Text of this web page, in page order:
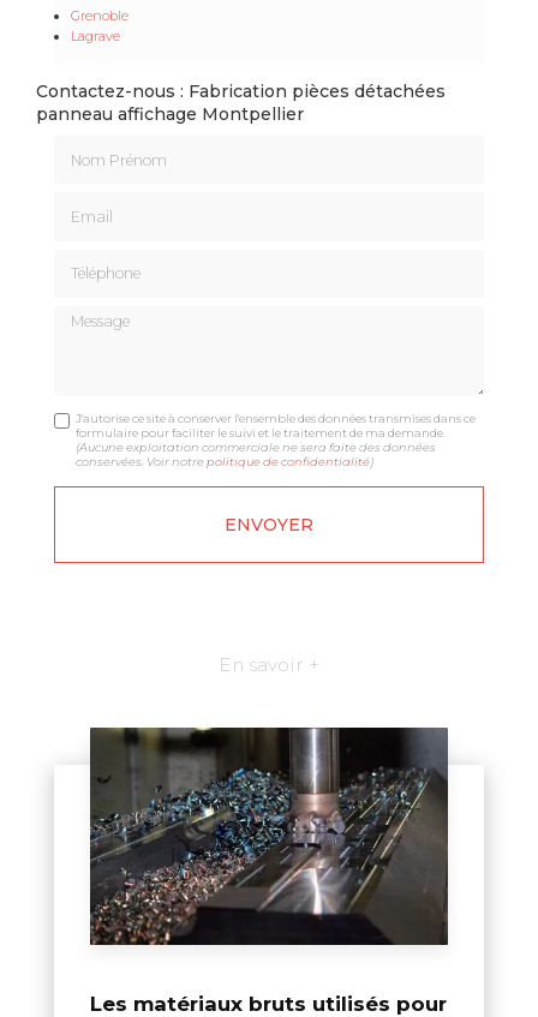
Grenoble
Lagrave
Contactez-nous : Fabrication pièces détachées
panneau affichage Montpellier
Message
J'autorise ce site à conserver l'ensemble des données transmises dans ce
formulaire pour faciliter le suivi et le traitement de ma demande.
(Aucune exploitation commerciale ne sera faite des données
conservées. Voir notrepolitique de confidentialité)
En savoir +
Les matériaux bruts utilisés pour